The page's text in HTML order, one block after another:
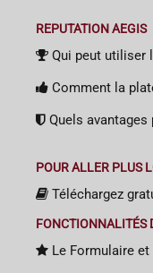
REPUTATION AEGIS
Qui peut utiliser
Comment la
Quels avantages
POUR ALLER PLUS
Téléchargez
FONCTIONNALITÉS
Le Formulaire